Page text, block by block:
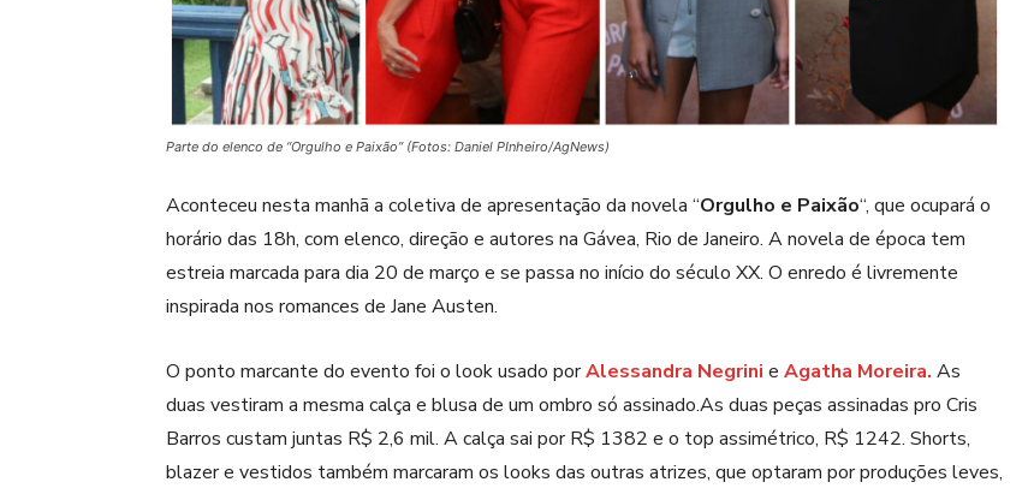
Parte do elenco de “Orgulho e Paixão” (Fotos: Daniel PInheiro/AgNews)
Aconteceu nesta manhã a coletiva de apresentação da novela “Orgulho e Paixão“, que ocupará o
horário das 18h, com elenco, direção e autores na Gávea, Rio de Janeiro. A novela de época tem
estreia marcada para dia 20 de março e se passa no início do século XX. O enredo é livremente
inspirada nos romances de Jane Austen.
O ponto marcante do evento foi o look usado porAlessandra Negrini e Agatha Moreira. As
duas vestiram a mesma calça e blusa de um ombro só assinado.As duas peças assinadas pro Cris
Barros custam juntas R$ 2,6 mil. A calça sai por R$ 1382 e o top assimétrico, R$ 1242. Shorts,
blazer e vestidos também marcaram os looks das outras atrizes, que optaram por produções leves,